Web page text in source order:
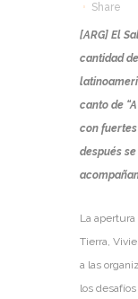
Share
[ARG] El
cantidad
canto de
con
después
La
Tierra,
a las
los